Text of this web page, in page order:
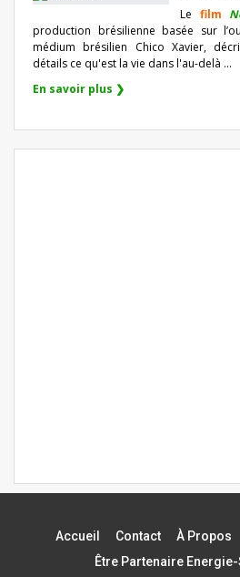
Le film
production brésilienne basée sur
médium brésilien Chico Xavier,
détails ce qu'est la vie dans l'au-delà ...
En savoir plus ❯
Accueil Contact À Propos
Être Partenaire